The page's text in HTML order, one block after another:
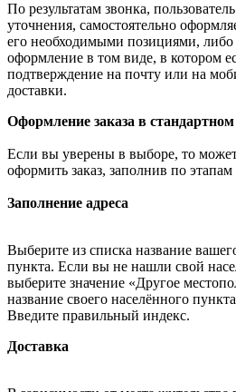
По результатам звонка,
уточнения, самостоятельно
его необходимыми позициями, либо
оформление в том виде, в котором
подтверждение на почту или на
доставки.
Оформление заказа в
Если вы уверены в выборе, то
оформить заказ, заполнив по
Заполнение адреса
Выберите из списка название
пункта. Если вы не нашли свой
выберите значение «Другое
название своего населённого
Введите правильный индекс.
Доставка